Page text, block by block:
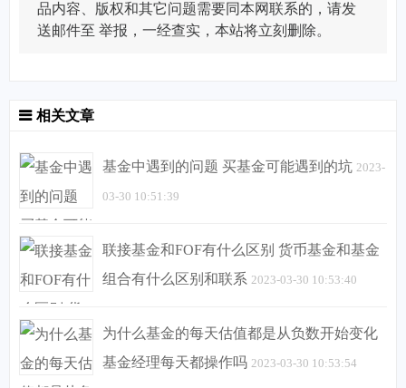
品内容、版权和其它问题需要同本网联系的，请发
送邮件至 举报，一经查实，本站将立刻删除。
相关文章
基金中遇到的问题 买基金可能遇到的坑 2023-
03-30 10:51:39
联接基金和FOF有什么区别 货币基金和基金
组合有什么区别和联系 2023-03-30 10:53:40
为什么基金的每天估值都是从负数开始变化
基金经理每天都操作吗 2023-03-30 10:53:54